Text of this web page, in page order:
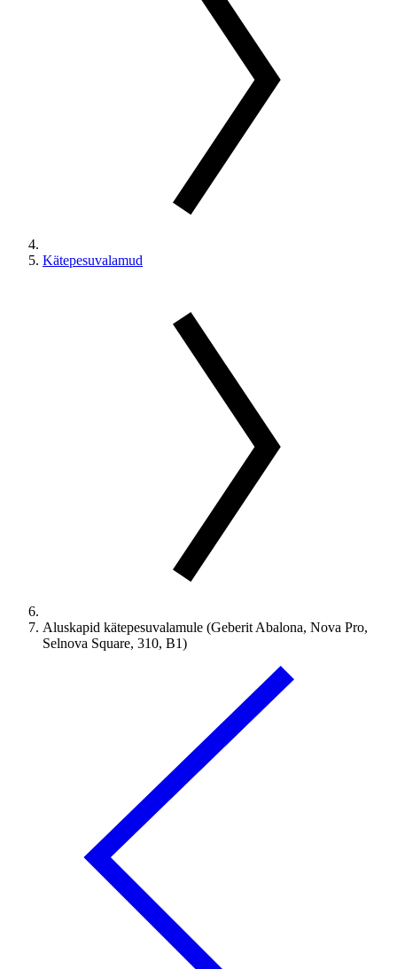
Kätepesuvalamud
Aluskapid kätepesuvalamule (Geberit Abalona, Nova Pro,
Selnova Square, 310, B1)